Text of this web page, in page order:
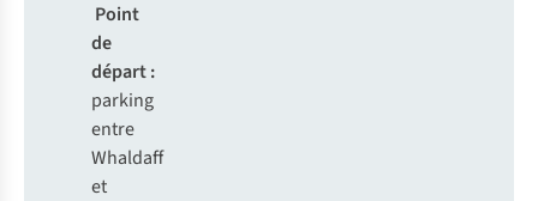
Point
de
départ :
parking
entre
Whaldaff
et